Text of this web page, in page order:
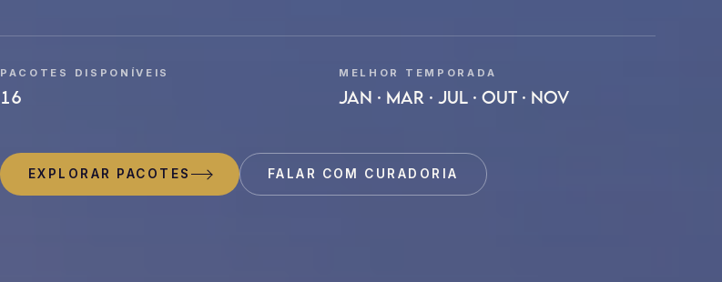
PACOTES DISPONÍVEIS
16
MELHOR TEMPORADA
JAN · MAR · JUL · OUT · NOV
EXPLORAR PACOTES FALAR COM CURADORIA